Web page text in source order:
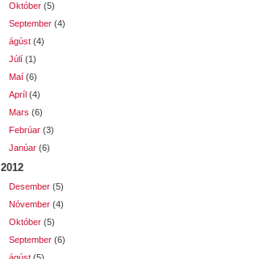
Október (5)
September (4)
ágúst (4)
Júlí (1)
Maí (6)
Apríl (4)
Mars (6)
Febrúar (3)
Janúar (6)
2012
Desember (5)
Nóvember (4)
Október (5)
September (6)